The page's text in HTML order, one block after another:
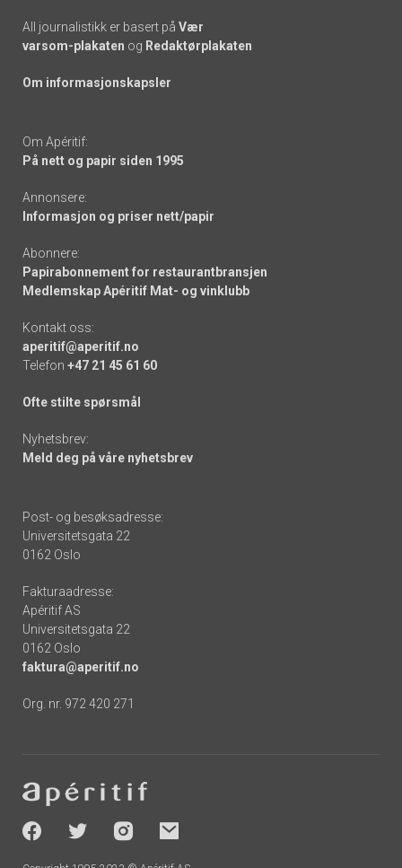
All journalistikk er basert på Vær
varsom-plakaten og Redaktørplakaten
Om informasjonskapsler
Om Apéritif:
På nett og papir siden 1995
Annonsere:
Informasjon og priser nett/papir
Abonnere:
Papirabonnement for restaurantbransjen
Medlemskap Apéritif Mat- og vinklubb
Kontakt oss:
aperitif@aperitif.no
Telefon +47 21 45 61 60
Ofte stilte spørsmål
Nyhetsbrev:
Meld deg på våre nyhetsbrev
Post- og besøksadresse:
Universitetsgata 22
0162 Oslo
Fakturaadresse:
Apéritif AS
Universitetsgata 22
0162 Oslo
faktura@aperitif.no
Org. nr. 972 420 271
-
socials